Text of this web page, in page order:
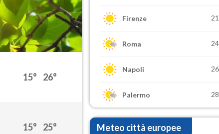
15° 26°
15° 25°
Firenze
Roma
Napoli
Palermo
Meteo città europee